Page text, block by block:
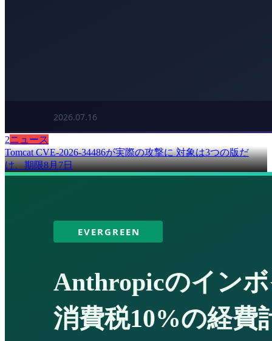
2ニュース
Tomcat CVE-2026-34486が実際の攻撃に 対象は3つの版だ
け、期限8月7日